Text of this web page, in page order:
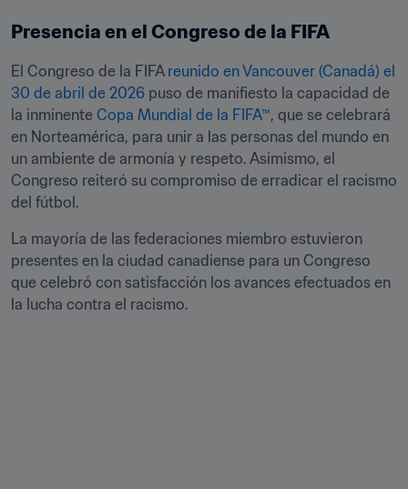
Presencia en el Congreso de la FIFA
El Congreso de la FIFA reunido en Vancouver (Canadá) el
30 de abril de 2026 puso de manifiesto la capacidad de
la inminente Copa Mundial de la FIFA™, que se celebrará
en Norteamérica, para unir a las personas del mundo en
un ambiente de armonía y respeto. Asimismo, el
Congreso reiteró su compromiso de erradicar el racismo
del fútbol.
La mayoría de las federaciones miembro estuvieron
presentes en la ciudad canadiense para un Congreso
que celebró con satisfacción los avances efectuados en
la lucha contra el racismo.